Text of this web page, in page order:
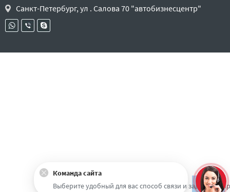
Санкт-Петербург, ул . Салова 70 "автобизнесцентр"
Наверх
Команда сайта
Выберите удобный для вас способ связи и задайте